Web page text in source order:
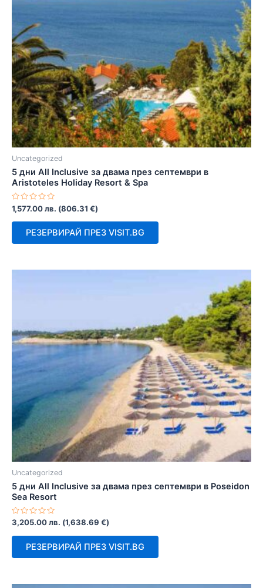
Uncategorized
5 дни All Inclusive за двама през септември в
Aristoteles Holiday Resort & Spa
Оценено
с
0
1,577.00лв. (806.31 €)
РЕЗЕРВИРАЙ ПРЕЗ VISIT.BG
Uncategorized
5 дни All Inclusive за двама през септември в Poseidon
Sea Resort
Оценено
0
3,205.00лв. (1,638.69 €)
РЕЗЕРВИРАЙ ПРЕЗ VISIT.BG